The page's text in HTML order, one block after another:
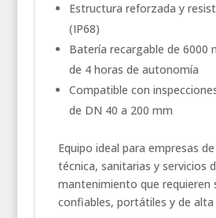
Estructura reforzada y
(IP68)
Batería recargable de 6000
de 4 horas de autonomía
Compatible con
de DN 40 a 200 mm
Equipo ideal para empresas
técnica, sanitarias y servicios
mantenimiento que requieren
confiables, portátiles y de alta